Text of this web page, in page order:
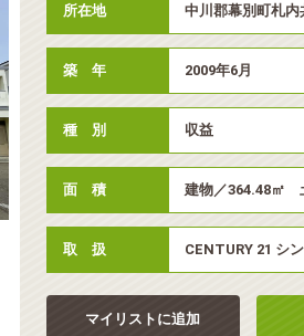
所在地 中川郡幕別町札
築 年 2009年6月
種 別 収益
面 積 建物／364.48㎡
取 扱 CENTURY 21 シ
マイリストに追加